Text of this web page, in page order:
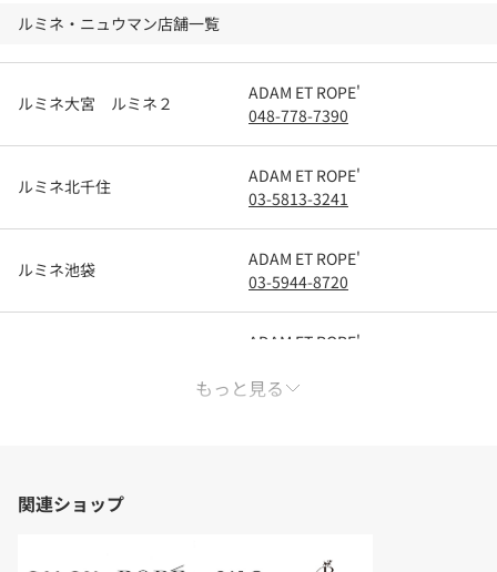
ルミネ・ニュウマン店舗一覧
ルミネ大宮 ルミネ２
ADAM ET ROPE'
048-778-7390
ルミネ北千住
ADAM ET ROPE'
03-5813-3241
ルミネ池袋
ADAM ET ROPE'
03-5944-8720
ADAM ET ROPE'
ルミネ立川
もっと見る
関連ショップ